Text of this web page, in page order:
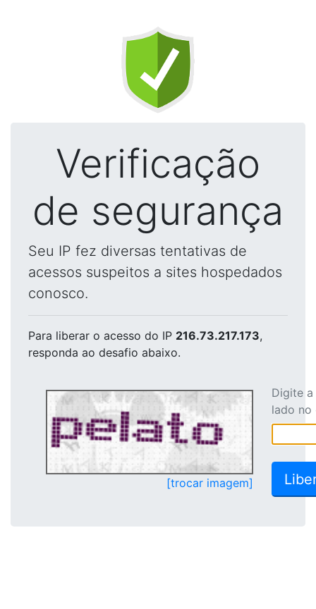
Verificação
de segurança
Seu IP fez diversas tentativas de
acessos suspeitos a sites hospedados
conosco.
Para liberar o acesso do IP 216.73.217.173,
responda ao desafio abaixo.
[trocar imagem]
Digite
lado no